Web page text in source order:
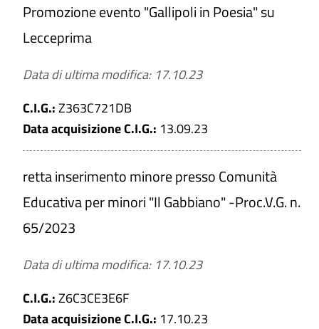
Promozione evento "Gallipoli in Poesia" su
Lecceprima
Data di ultima modifica: 17.10.23
C.I.G.:Z363C721DB
Data acquisizione C.I.G.: 13.09.23
retta inserimento minore presso Comunità
Educativa per minori "Il Gabbiano" -Proc.V.G. n.
65/2023
Data di ultima modifica: 17.10.23
C.I.G.:Z6C3CE3E6F
Data acquisizione C.I.G.: 17.10.23